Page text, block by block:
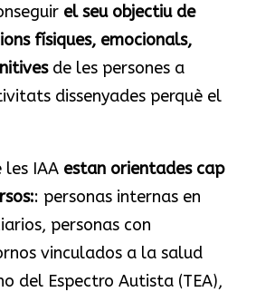
el seu objectiu de
físiques, emocionals,
de les persones a
dissenyades perquè el
les IAA estan orientades cap
: personas internas en
personas con
vinculados a la salud
del Espectro Autista (TEA),